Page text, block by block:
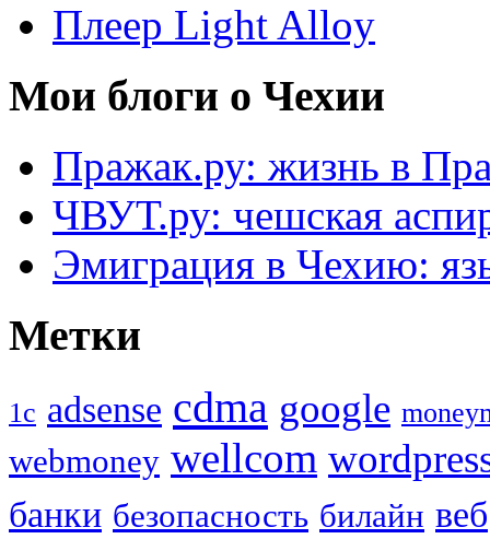
Плеер Light Alloy
Мои блоги о Чехии
Пражак.ру: жизнь в
ЧВУТ.ру: чешская
Эмиграция в Чехию:
Метки
1с adsense cdma google
webmoney wellcom
банки безопасность билайн веб